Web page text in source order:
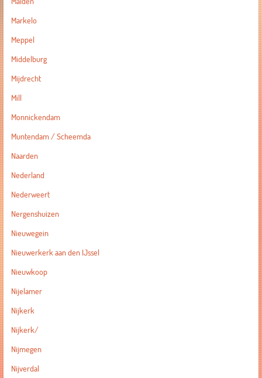
Markelo
Meppel
Middelburg
Mijdrecht
Mill
Monnickendam
Muntendam / Scheemda
Naarden
Nederland
Nederweert
Nergenshuizen
Nieuwegein
Nieuwerkerk aan den IJssel
Nieuwkoop
Nijelamer
Nijkerk
Nijkerk/
Nijmegen
Nijverdal